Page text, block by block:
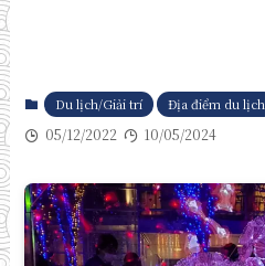
Du lịch/Giải trí Địa điểm du lịch
05/12/2022 10/05/2024